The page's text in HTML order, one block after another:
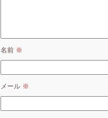
名前 ※
メール ※